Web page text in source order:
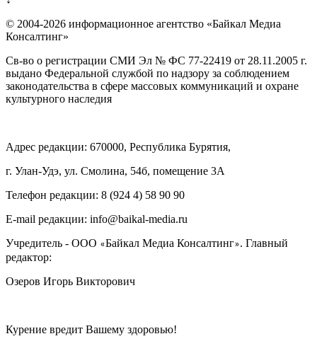
© 2004-2026 информационное агентство «Байкал Медиа
Консалтинг»
Св-во о регистрации СМИ Эл № ФС 77-22419 от 28.11.2005 г.
выдано Федеральной службой по надзору за соблюдением
законодательства в сфере массовых коммуникаций и охране
культурного наследия
Адрес редакции: 670000, Республика Бурятия,
г. Улан-Удэ, ул. Смолина, 54б, помещение 3А
Телефон редакции: ‎‎8 (924 4) 58 90 90
E-mail редакции: info@baikal-media.ru
Учредитель - ООО «Байкал Медиа Консалтинг». Главный
редактор:
Озеров Игорь Викторович
Курение вредит Вашему здоровью!